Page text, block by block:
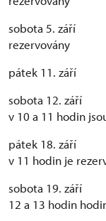
Obec
Správa
Správa
správou
sobota 5. září
rezervovány
pátek 11. září
sobota 12.
v 10 a 11 hodin
pátek 18. září
v 11 hodin je
sobota 19.
12 a 13 hodin